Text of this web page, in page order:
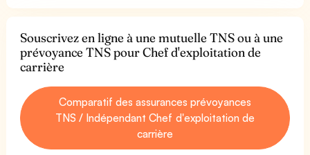
Souscrivez en ligne à une mutuelle TNS ou à une
prévoyance TNS pour Chef d'exploitation de
carrière
Comparatif des assurances prévoyances
TNS / Indépendant Chef d'exploitation de
carrière